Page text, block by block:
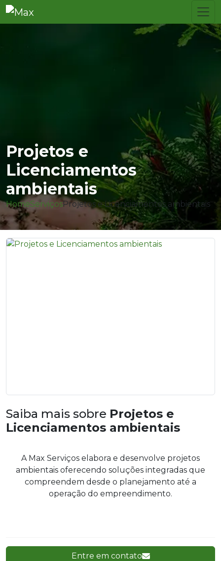
Projetos e
Licenciamentos
ambientais
HomeServiçosProjetos e Licenciamentos ambientais
Saiba mais sobre Projetos e
Licenciamentos ambientais
A Max Serviços elabora e desenvolve projetos
ambientais oferecendo soluções integradas que
compreendem desde o planejamento até a
operação do empreendimento.
Entre em contato